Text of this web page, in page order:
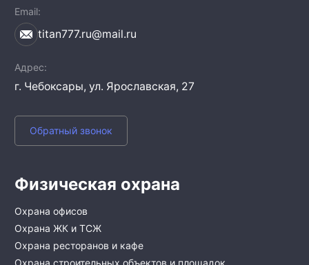
Email
titan777.ru@mail.ru
Адрес
г. Чебоксары, ул. Ярославская, 27
Обратный звонок
Физическая охрана
Охрана офисов
Охрана ЖК и ТСЖ
Охрана ресторанов и кафе